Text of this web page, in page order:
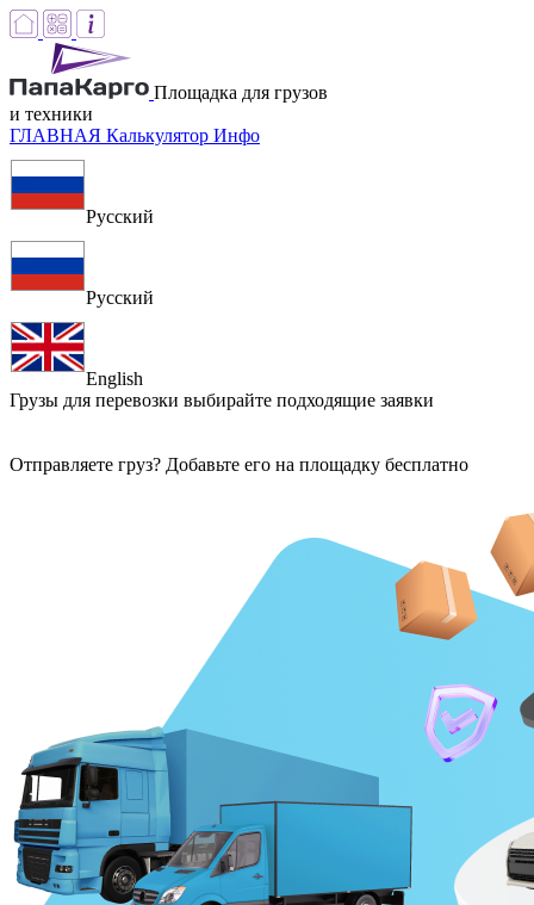
Площадка для грузов
и техники
ГЛАВНАЯ Калькулятор Инфо
Русский
Русский
English
Грузы для перевозки выбирайте подходящие заявки
Отправляете груз? Добавьте его на площадку бесплатно